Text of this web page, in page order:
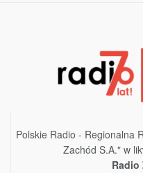
Polskie Radio - Regionalna
Zachód S.A." w
Radio